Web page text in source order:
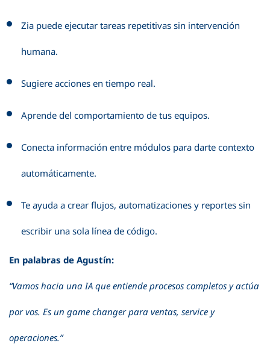
Zia puede ejecutar tareas repetitivas sin intervención
humana.
Sugiere acciones en tiempo real.
Aprende del comportamiento de tus equipos.
Conecta información entre módulos para darte contexto
automáticamente.
Te ayuda a crear flujos, automatizaciones y reportes sin
escribir una sola línea de código.
En palabras de Agustín:
“Vamos hacia una IA que entiende procesos completos y actúa
por vos. Es un game changer para ventas, service y
operaciones.”